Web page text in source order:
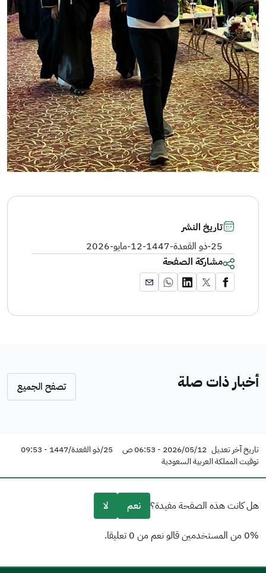
تاريخ النشر
25-ذو القعدة-1447
-12-مايو-2026
مشاركة الصفحة
أخبار ذات صلة تصفح الجميع
تاريخ آخر تعديل 2026/05/12 - 06:53 ص
25/ذو القعدة/1447 - 09:53
توقيت المملكة العربية السعودية
هل كانت هذه الصفحة مفيدة؟ نعم لا
0% من المستخدمين قالو نعم من 0 تعليقا.